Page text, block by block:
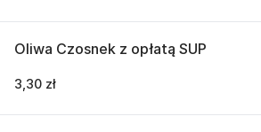
Oliwa Czosnek z opłatą SUP
3,30 zł